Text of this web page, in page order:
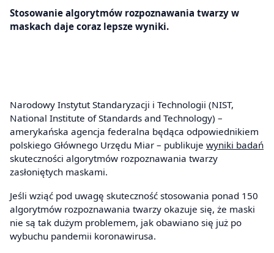
Stosowanie algorytmów rozpoznawania twarzy w
maskach daje coraz lepsze wyniki.
Narodowy Instytut Standaryzacji i Technologii (NIST,
National Institute of Standards and Technology) –
amerykańska agencja federalna będąca odpowiednikiem
polskiego Głównego Urzędu Miar – publikuje wyniki badań
skuteczności algorytmów rozpoznawania twarzy
zasłoniętych maskami.
Jeśli wziąć pod uwagę skuteczność stosowania ponad 150
algorytmów rozpoznawania twarzy okazuje się, że maski
nie są tak dużym problemem, jak obawiano się już po
wybuchu pandemii koronawirusa.